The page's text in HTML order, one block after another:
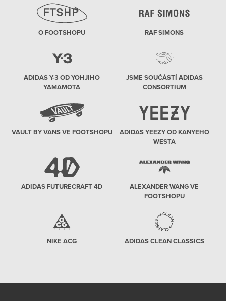
O FOOTSHOPU RAF SIMONS
ADIDAS Y-3 OD YOHJIHO
YAMAMOTA
JSME SOUČÁSTÍ ADIDAS
CONSORTIUM
VAULT BY VANS VE FOOTSHOPU
ADIDAS YEEZY OD KANYEHO
WESTA
ADIDAS FUTURECRAFT 4D
ALEXANDER WANG VE
FOOTSHOPU
NIKE ACG ADIDAS CLEAN CLASSICS